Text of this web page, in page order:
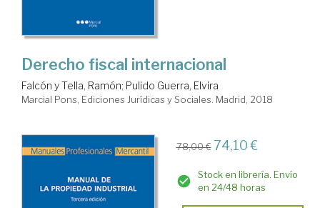
Derecho fiscal internacional
Falcón y Tella, Ramón; Pulido Guerra, Elvira
Marcial Pons, Ediciones Jurídicas y Sociales. Madrid, 2018
78,00 € 74,10 €
Stock en librería. Envío
en 24/48 horas